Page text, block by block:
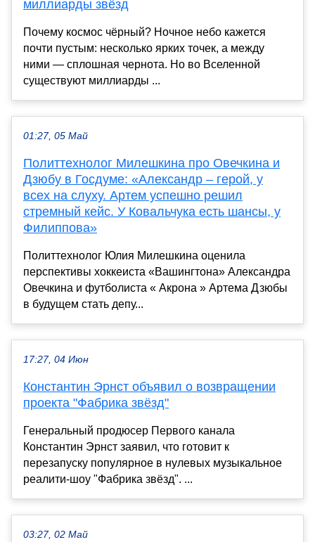
миллиарды звёзд
Почему космос чёрный? Ночное небо кажется
почти пустым: несколько ярких точек, а между
ними — сплошная чернота. Но во Вселенной
существуют миллиарды ...
01:27, 05 Май
Политтехнолог Милешкина про Овечкина и
Дзюбу в Госдуме: «Александр – герой, у
всех на слуху. Артем успешно решил
стремный кейс. У Ковальчука есть шансы, у
Филиппова»
Политтехнолог Юлия Милешкина оценила
перспективы хоккеиста «Вашингтона» Александра
Овечкина и футболиста « Акрона » Артема Дзюбы
в будущем стать депу...
17:27, 04 Июн
Константин Эрнст объявил о возвращении
проекта "Фабрика звёзд"
Генеральный продюсер Первого канала
Константин Эрнст заявил, что готовит к
перезапуску популярное в нулевых музыкальное
реалити-шоу "Фабрика звёзд". ...
03:27, 02 Май